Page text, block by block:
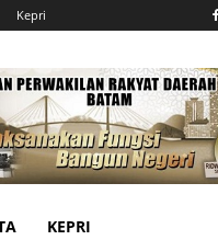
Kepri
KEPRI